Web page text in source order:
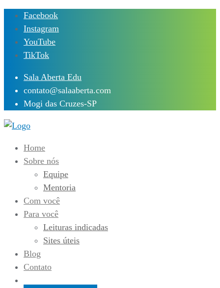
Skip
content
Facebook
Instagram
YouTube
TikTok
Sala Aberta Edu
contato@salaaberta.com
Mogi das Cruzes-SP
Home
Sobre nós
Equipe
Mentoria
Com você
Para você
Leituras indicadas
Sites úteis
Blog
Contato